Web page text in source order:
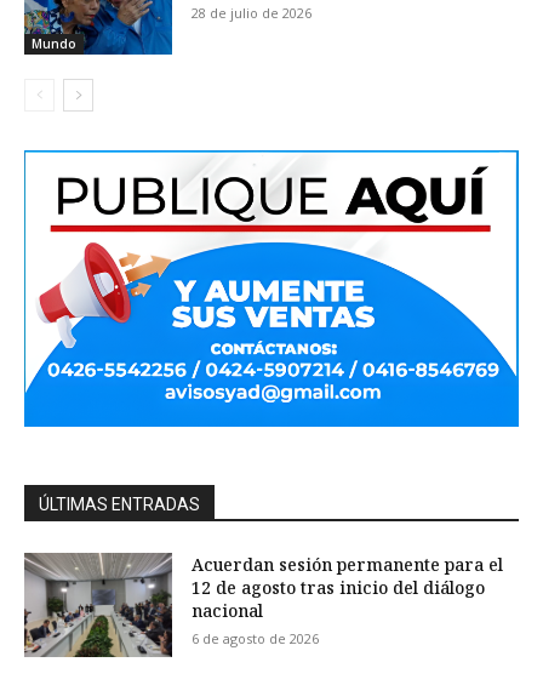
Mundo
28 de julio de 2026
ÚLTIMAS ENTRADAS
Acuerdan sesión permanente para el
12 de agosto tras inicio del diálogo
nacional
6 de agosto de 2026